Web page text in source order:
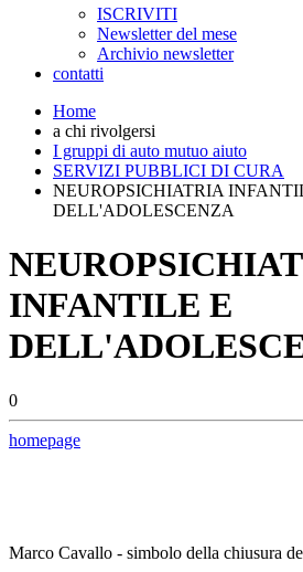
ISCRIVITI
Newsletter del mese
Archivio newsletter
contatti
Home
a chi rivolgersi
I gruppi di auto mutuo aiuto
SERVIZI PUBBLICI DI CURA
NEUROPSICHIATRIA
DELL'ADOLESCENZA
INFANTILE E
0
homepage
Marco Cavallo - simbolo della chiusura